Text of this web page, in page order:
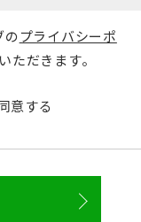
のプライバシーポ
ただきます。
意する